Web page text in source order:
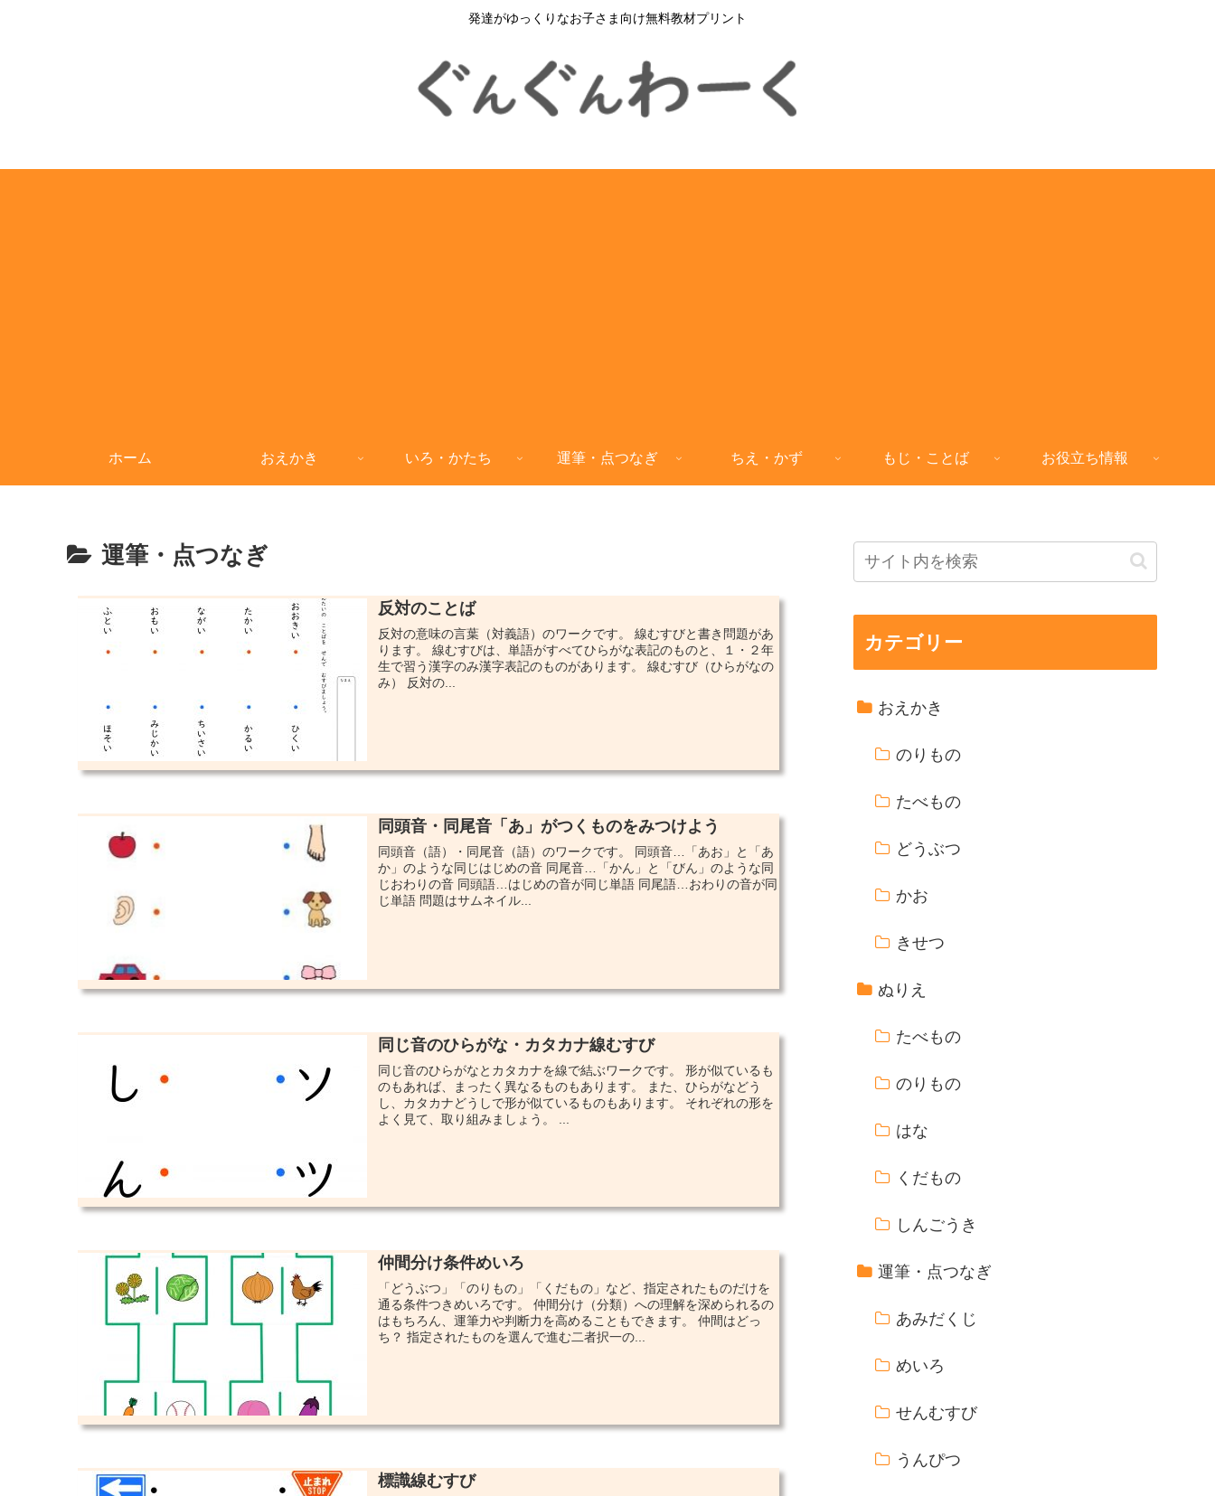
発達がゆっくりなお子さま向け無料教材プリント
ホーム おえかき いろ・かたち 運筆・点つなぎ ちえ・かず もじ・ことば お役立ち情報
運筆・点つなぎ
反対のことば
反対の意味の言葉（対義語）のワークです。 線むすびと書き問題があ
ります。 線むすびは、単語がすべてひらがな表記のものと、１・２年
生で習う漢字のみ漢字表記のものがあります。 線むすび（ひらがなの
み） 反対の...
同頭音・同尾音「あ」がつくものをみつけよう
同頭音（語）・同尾音（語）のワークです。 同頭音…「あお」と「あ
か」のような同じはじめの音 同尾音…「かん」と「びん」のような同
じおわりの音 同頭語…はじめの音が同じ単語 同尾語…おわりの音が同
じ単語 問題はサムネイル...
同じ音のひらがな・カタカナ線むすび
同じ音のひらがなとカタカナを線で結ぶワークです。 形が似ているも
のもあれば、まったく異なるものもあります。 また、ひらがなどう
し、カタカナどうしで形が似ているものもあります。 それぞれの形を
よく見て、取り組みましょう。 ...
仲間分け条件めいろ
「どうぶつ」「のりもの」「くだもの」など、指定されたものだけを
通る条件つきめいろです。 仲間分け（分類）への理解を深められるの
はもちろん、運筆力や判断力を高めることもできます。 仲間はどっ
ち？ 指定されたものを選んで進む二者択一の...
標識線むすび
カテゴリー
おえかき
のりもの
たべもの
どうぶつ
かお
きせつ
ぬりえ
たべもの
のりもの
はな
くだもの
しんごうき
運筆・点つなぎ
あみだくじ
めいろ
せんむすび
うんぴつ